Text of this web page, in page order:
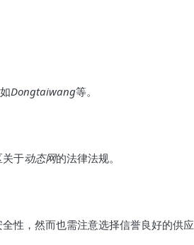
Dongtaiwang等。
于动态网的法律法规。
性，然而也需注意选择信誉良好的供应